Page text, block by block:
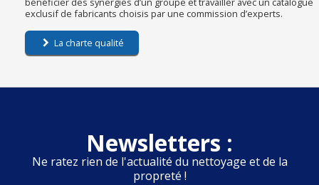
exclusif de fabricants choisis par une commission d’experts.
La charte qualité
Newsletters :
Ne ratez rien de l'actualité du nettoyage et de la
propreté !